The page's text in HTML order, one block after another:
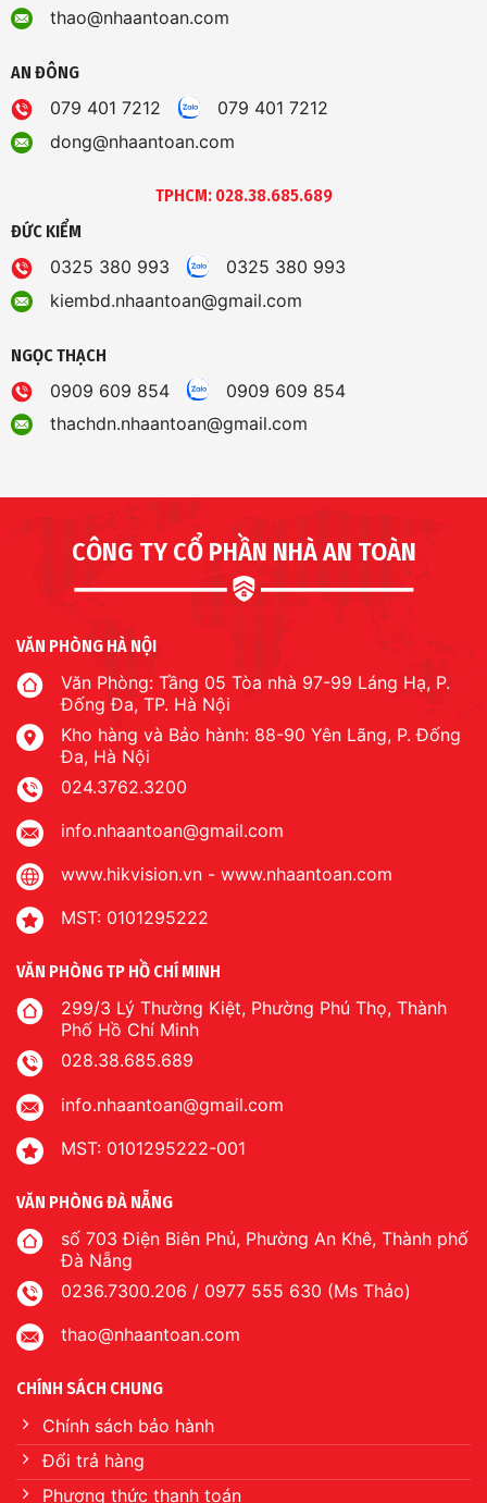
thao@nhaantoan.com
AN ĐÔNG
079 401 7212
079 401 7212
dong@nhaantoan.com
TPHCM: 028.38.685.689
ĐỨC KIỂM
0325 380 993
0325 380 993
kiembd.nhaantoan@gmail.com
NGỌC THẠCH
0909 609 854
0909 609 854
thachdn.nhaantoan@gmail.com
CÔNG TY CỔ PHẦN NHÀ AN TOÀN
VĂN PHÒNG HÀ NỘI
Văn Phòng: Tầng 05 Tòa nhà 97-99 Láng Hạ, P.
Đống Đa, TP. Hà Nội
Kho hàng và Bảo hành: 88-90 Yên Lãng, P. Đống
Đa, Hà Nội
024.3762.3200
info.nhaantoan@gmail.com
www.hikvision.vn - www.nhaantoan.com
MST: 0101295222
VĂN PHÒNG TP HỒ CHÍ MINH
299/3 Lý Thường Kiệt, Phường Phú Thọ, Thành
Phố Hồ Chí Minh
028.38.685.689
info.nhaantoan@gmail.com
MST: 0101295222-001
VĂN PHÒNG ĐÀ NẴNG
số 703 Điện Biên Phủ, Phường An Khê, Thành phố
Đà Nẵng
0236.7300.206 / 0977 555 630 (Ms Thảo)
thao@nhaantoan.com
CHÍNH SÁCH CHUNG
Chính sách bảo hành
Đổi trả hàng
Phương thức thanh toán